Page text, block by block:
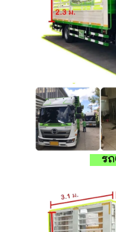
ร